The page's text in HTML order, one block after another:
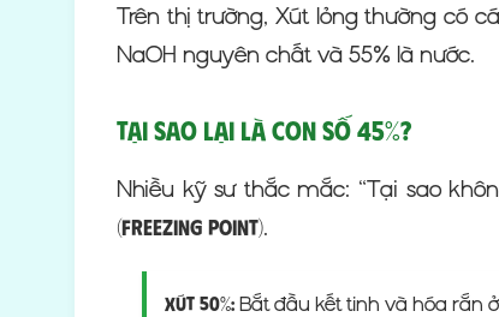
Trên thị trường, Xút lỏng thường có
NaOH nguyên chất và 55% là nước.
Tại sao lại là con số 45%?
Nhiều kỹ sư thắc mắc: “Tại sao
(Freezing Point).
Xút 50%:Bắt đầu kết tinh và hóa rắn ở